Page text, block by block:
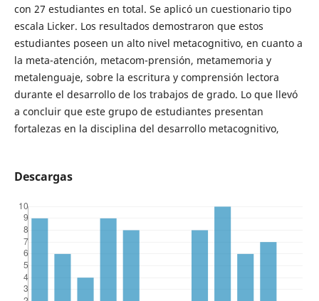
con 27 estudiantes en total. Se aplicó un cuestionario tipo
escala Licker. Los resultados demostraron que estos
estudiantes poseen un alto nivel metacognitivo, en cuanto a
la meta-atención, metacom-prensión, metamemoria y
metalenguaje, sobre la escritura y comprensión lectora
durante el desarrollo de los trabajos de grado. Lo que llevó
a concluir que este grupo de estudiantes presentan
fortalezas en la disciplina del desarrollo metacognitivo,
Descargas